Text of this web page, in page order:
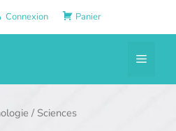
Connexion Panier
Menu
/ Sciences